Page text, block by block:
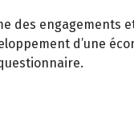
des
d’une